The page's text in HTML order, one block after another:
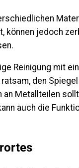
können jedoch
Reinigung mit
den
Metallteilen
auch die